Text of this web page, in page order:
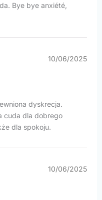
Bye bye anxiété,
10/06/2025
dyskrecja.
cuda dla dobrego
dla spokoju.
10/06/2025